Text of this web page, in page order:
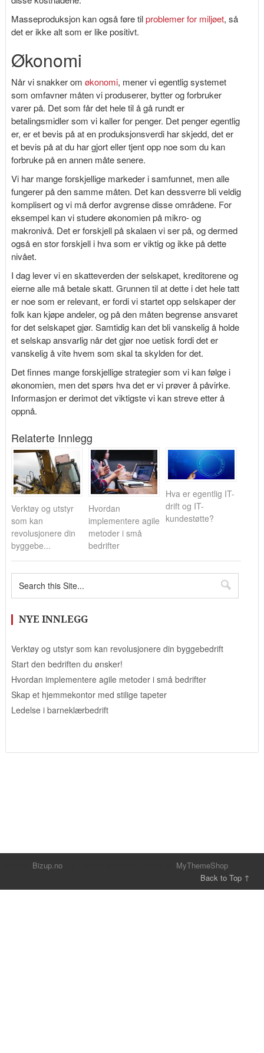
Masseproduksjon kan også føre tilproblemer for miljøet, så
det er ikke alt som er like positivt.
Økonomi
Når vi snakker om økonomi, mener vi egentlig systemet
som omfavner måten vi produserer, bytter og forbruker
varer på. Det som får det hele til å gå rundt er
betalingsmidler som vi kaller for penger. Det penger egentlig
er, er et bevis på at en produksjonsverdi har skjedd, det er
et bevis på at du har gjort eller tjent opp noe som du kan
forbruke på en annen måte senere.
Vi har mange forskjellige markeder i samfunnet, men alle
fungerer på den samme måten. Det kan dessverre bli veldig
komplisert og vi må derfor avgrense disse områdene. For
eksempel kan vi studere økonomien på mikro- og
makronivå. Det er forskjell på skalaen vi ser på, og dermed
også en stor forskjell i hva som er viktig og ikke på dette
nivået.
I dag lever vi en skatteverden der selskapet, kreditorene og
eierne alle må betale skatt. Grunnen til at dette i det hele tatt
er noe som er relevant, er fordi vi startet opp selskaper der
folk kan kjøpe andeler, og på den måten begrense ansvaret
for det selskapet gjør. Samtidig kan det bli vanskelig å holde
et selskap ansvarlig når det gjør noe uetisk fordi det er
vanskelig å vite hvem som skal ta skylden for det.
Det finnes mange forskjellige strategier som vi kan følge i
økonomien, men det spørs hva det er vi prøver å påvirke.
Informasjon er derimot det viktigste vi kan streve etter å
oppnå.
Relaterte Innlegg
Verktøy og utstyr
som kan
revolusjonere din
byggebe...
Hvordan
implementere agile
metoder i små
bedrifter
Hva er egentlig IT-
drift og IT-
kundestøtte?
NYE INNLEGG
Verktøy og utstyr som kan revolusjonere din byggebedrift
Start den bedriften du ønsker!
Hvordan implementere agile metoder i små bedrifter
Skap et hjemmekontor med stilige tapeter
Ledelse i barneklærbedrift
Bizup.no. All Rights Reserved. MyThemeShop.
Back to Top ↑